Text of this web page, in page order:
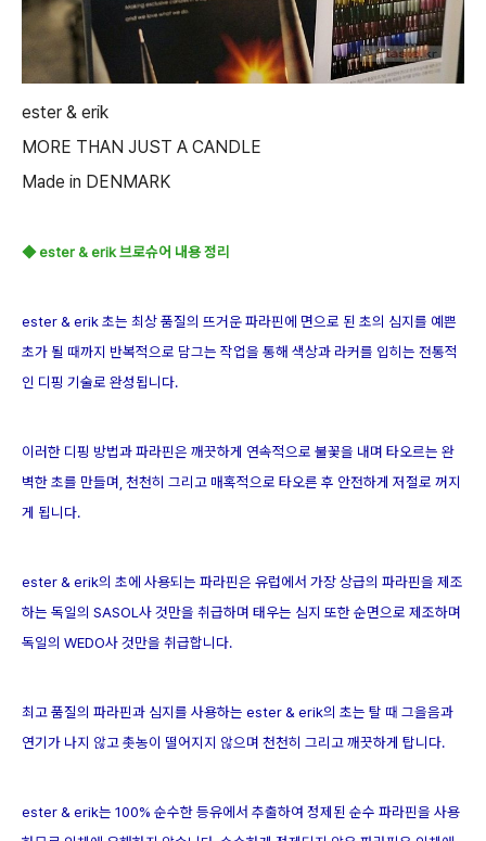
ester & erik
MORE THAN JUST A CANDLE
Made in DENMARK
◆ ester & erik 브로슈어 내용 정리
ester & erik 초는 최상 품질의 뜨거운 파라핀에 면으로 된 초의 심지를 예쁜
초가 될 때까지 반복적으로 담그는 작업을 통해 색상과 라커를 입히는 전통적
인 디핑 기술로 완성됩니다.
이러한 디핑 방법과 파라핀은 깨끗하게 연속적으로 불꽃을 내며 타오르는 완
벽한 초를 만들며, 천천히 그리고 매혹적으로 타오른 후 안전하게 저절로 꺼지
게 됩니다.
ester & erik의 초에 사용되는 파라핀은 유럽에서 가장 상급의 파라핀을 제조
하는 독일의 SASOL사 것만을 취급하며 태우는 심지 또한 순면으로 제조하며
독일의 WEDO사 것만을 취급합니다.
최고 품질의 파라핀과 심지를 사용하는 ester & erik의 초는 탈 때 그을음과
연기가 나지 않고 촛농이 떨어지지 않으며 천천히 그리고 깨끗하게 탑니다.
ester & erik는 100% 순수한 등유에서 추출하여 정제된 순수 파라핀을 사용